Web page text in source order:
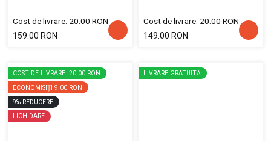
Cost de livrare: 20.00 RON
159.00 RON
Cost de livrare: 20.00 RON
149.00 RON
COST DE LIVRARE: 20.00 RON
ECONOMISIȚI 9.00 RON
9% REDUCERE
LICHIDARE
LIVRARE GRATUITĂ